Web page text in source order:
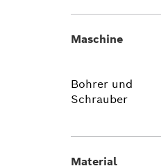
Maschine
Bohrer und
Schrauber
Material